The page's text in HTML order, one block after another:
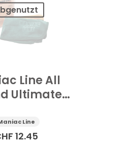
Line All
Ultimate
StkLine
12.45